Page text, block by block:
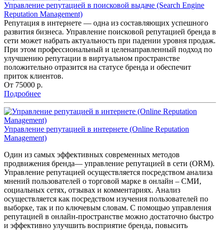
Управление репутацией в поисковой выдаче (Search Engine
Reputation Management)
Репутация в интернете — одна из составляющих успешного
развития бизнеса. Управление поисковой репутацией бренда в
сети может набрать актуальность при падении уровня продаж.
При этом профессиональный и целенаправленный подход по
улучшению репутации в виртуальном пространстве
положительно отразится на статусе бренда и обеспечит
приток клиентов.
От 75000 р.
Подробнее
Управление репутацией в интернете (Online Reputation
Management)
Один из самых эффективных современных методов
продвижения бренда— управление репутацией в сети (ORM).
Управление репутацией осуществляется посредством анализа
мнений пользователей о торговой марке в онлайн – СМИ,
социальных сетях, отзывах и комментариях. Анализ
осуществляется как посредством изучения пользователей по
выборке, так и по ключевым словам. С помощью управления
репутацией в онлайн-пространстве можно достаточно быстро
и эффективно улучшить восприятие бренда, повысить